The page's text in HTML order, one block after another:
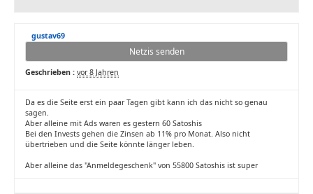
gustav69
Netzis senden
Geschrieben : vor 8 Jahren
Da es die Seite erst ein paar Tagen gibt kann ich das nicht so genau
sagen.
Aber alleine mit Ads waren es gestern 60 Satoshis
Bei den Invests gehen die Zinsen ab 11% pro Monat. Also nicht
übertrieben und die Seite könnte länger leben.
Aber alleine das "Anmeldegeschenk" von 55800 Satoshis ist super